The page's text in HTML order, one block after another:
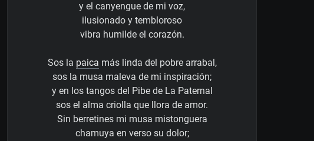
y el canyengue de mi voz,
ilusionado y tembloroso
vibra humilde el corazón.
Sos la paica más linda del pobre arrabal,
sos la musa maleva de mi inspiración;
y en los tangos del Pibe de La Paternal
sos el alma criolla que llora de amor.
Sin berretines mi musa mistonguera
chamuya en verso su dolor;